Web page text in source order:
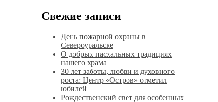
Свежие записи
День пожарной охраны в
Североуральске
О добрых пасхальных традициях
нашего храма
30 лет заботы, любви и духовного
роста: Центр «Остров» отметил
юбилей
Рождественский свет для особенных